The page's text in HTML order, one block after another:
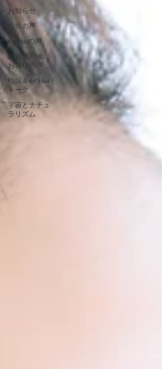
お知らせ
松垣の声
erisuの声
新月満月ML
お客様の声
松垣＆erisu
トーク
宇宙とナチュ
ラリズム